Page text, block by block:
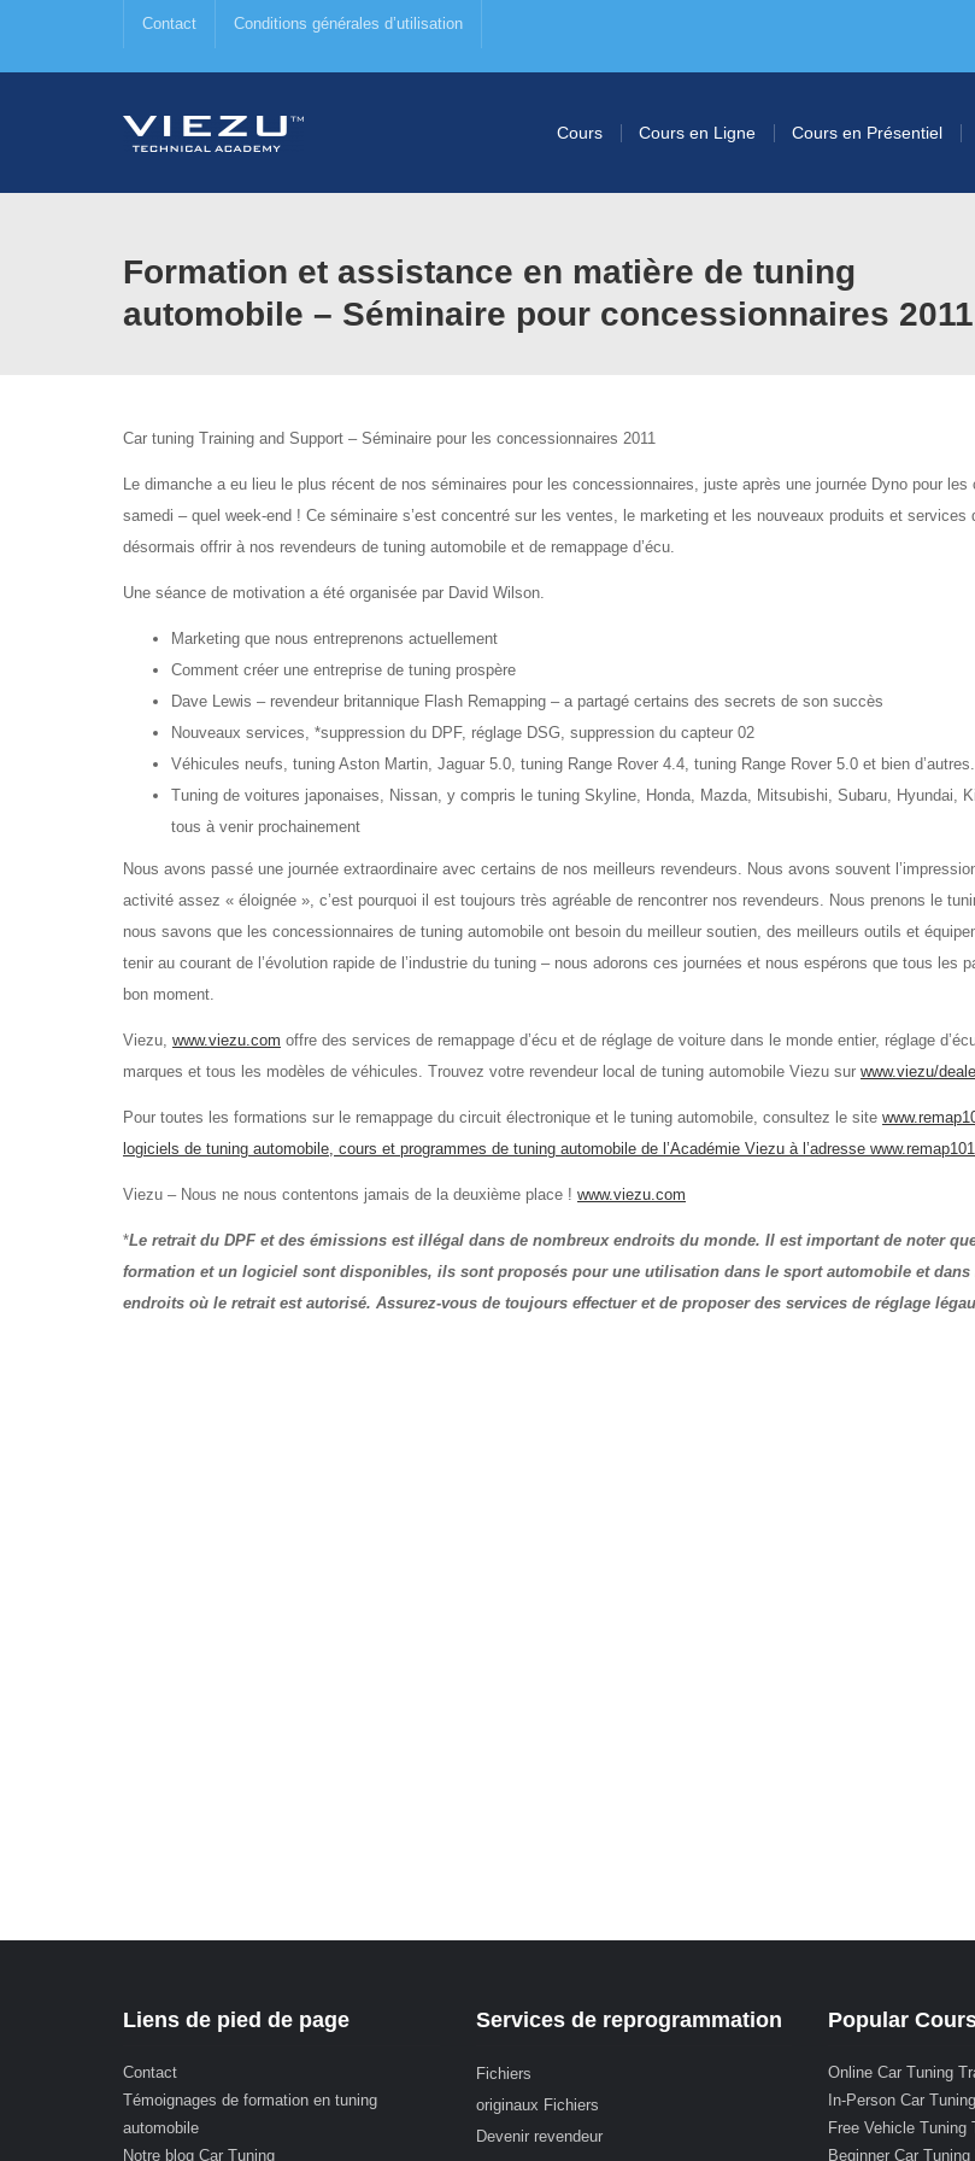
Contact Conditions générales d’utilisation
Cours Cours en Ligne Cours en Présentiel
Formation et assistance en matière de tuning
automobile – Séminaire pour concessionnaires 2011
Car tuning Training and Support – Séminaire pour les concessionnaires 2011
Le dimanche a eu lieu le plus récent de nos séminaires pour les concessionnaires, juste après une journée Dyno pour les
samedi – quel week-end ! Ce séminaire s’est concentré sur les ventes, le marketing et les nouveaux produits et services
désormais offrir à nos revendeurs de tuning automobile et de remappage d’écu.
Une séance de motivation a été organisée par David Wilson.
Marketing que nous entreprenons actuellement
Comment créer une entreprise de tuning prospère
Dave Lewis – revendeur britannique Flash Remapping – a partagé certains des secrets de son succès
Nouveaux services, *suppression du DPF, réglage DSG, suppression du capteur 02
Véhicules neufs, tuning Aston Martin, Jaguar 5.0, tuning Range Rover 4.4, tuning Range Rover 5.0 et bien d’autres.
Tuning de voitures japonaises, Nissan, y compris le tuning Skyline, Honda, Mazda, Mitsubishi, Subaru, Hyundai,
tous à venir prochainement
Nous avons passé une journée extraordinaire avec certains de nos meilleurs revendeurs. Nous avons souvent
activité assez « éloignée », c’est pourquoi il est toujours très agréable de rencontrer nos revendeurs. Nous prenons le
nous savons que les concessionnaires de tuning automobile ont besoin du meilleur soutien, des meilleurs outils et
tenir au courant de l’évolution rapide de l’industrie du tuning – nous adorons ces journées et nous espérons que tous les
bon moment.
Viezu, www.viezu.com offre des services de remappage d’écu et de réglage de voiture dans le monde entier, réglage
marques et tous les modèles de véhicules. Trouvez votre revendeur local de tuning automobile Viezu sur www.viezu/
Pour toutes les formations sur le remappage du circuit électronique et le tuning automobile, consultez le site
logiciels de tuning automobile, cours et programmes de tuning automobile de l’Académie Viezu à l’adresse
Viezu – Nous ne nous contentons jamais de la deuxième place ! www.viezu.com
*Le retrait du DPF et des émissions est illégal dans de nombreux endroits du monde. Il est important de noter
formation et un logiciel sont disponibles, ils sont proposés pour une utilisation dans le sport automobile et
endroits où le retrait est autorisé. Assurez-vous de toujours effectuer et de proposer des services de réglage
Liens de pied de page
Contact
Témoignages de formation en tuning
automobile
Notre blog Car Tuning
Services de reprogrammation
Fichiers
originaux Fichiers
Devenir revendeur
Popular
Online Car Tuning
In-Person Car
Free Vehicle Tuning
Beginner Car Tuning